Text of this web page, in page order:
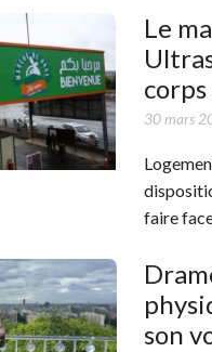
Le
30 mars
faire
son